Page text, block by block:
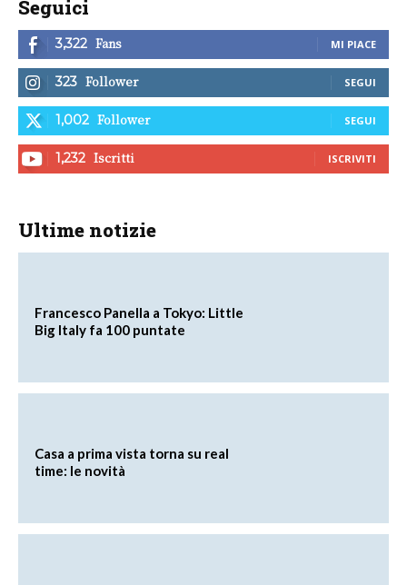
Seguici
3,322 Fans MI PIACE
323 Follower SEGUI
1,002 Follower SEGUI
1,232 Iscritti ISCRIVITI
Ultime notizie
Francesco Panella a Tokyo: Little
Big Italy fa 100 puntate
Casa a prima vista torna su real
time: le novità